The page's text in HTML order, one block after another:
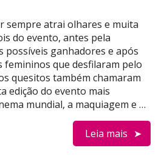
sempre atrai olhares e muita
do evento, antes pela
possíveis ganhadores e após
femininos que desfilaram pelo
quesitos também chamaram
edição do evento mais
mundial, a maquiagem e …
Leia mais